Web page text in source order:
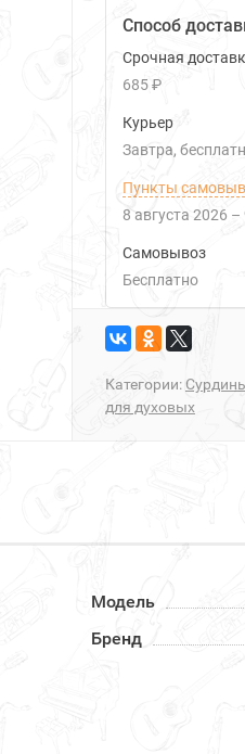
Способ
Срочная
685 ₽
Курьер
Завтра
Пункты
8 августа 2026 –
Самовывоз
Бесплатно
Категории:
для духовых
Модель
Бренд